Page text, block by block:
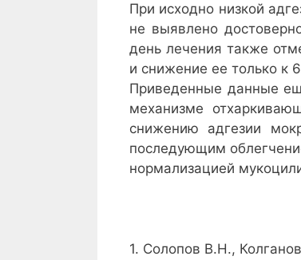
При исходно низкой
не выявлено
день лечения также
и снижение ее только к
Приведенные данные
механизме
снижению адгезии
последующим
нормализацией
1. Солопов В.Н.,